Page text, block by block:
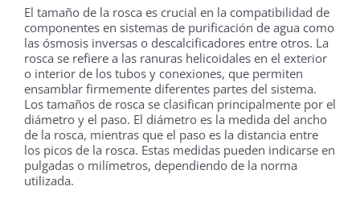
El tamaño de la rosca es crucial en la compatibilidad de
componentes en sistemas de purificación de agua como
las ósmosis inversas o descalcificadores entre otros. La
rosca se refiere a las ranuras helicoidales en el exterior
o interior de los tubos y conexiones, que permiten
ensamblar firmemente diferentes partes del sistema.
Los tamaños de rosca se clasifican principalmente por el
diámetro y el paso. El diámetro es la medida del ancho
de la rosca, mientras que el paso es la distancia entre
los picos de la rosca. Estas medidas pueden indicarse en
pulgadas o milímetros, dependiendo de la norma
utilizada.